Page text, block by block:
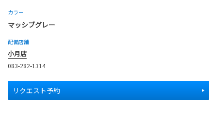
カラー
マッシブグレー
配備店舗
小月店
083-282-1314
リクエスト予約